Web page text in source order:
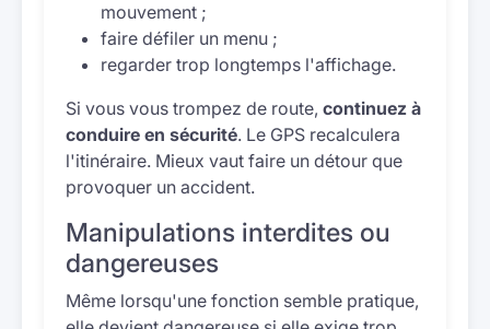
mouvement ;
faire défiler un menu ;
regarder trop longtemps l'affichage.
Si vous vous trompez de route, continuez à
conduire en sécurité. Le GPS recalculera
l'itinéraire. Mieux vaut faire un détour que
provoquer un accident.
Manipulations interdites ou
dangereuses
Même lorsqu'une fonction semble pratique,